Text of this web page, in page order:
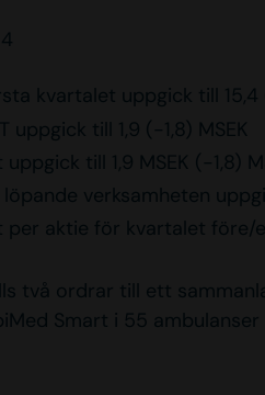
kvartalet uppgick till 15,4
uppgick till 1,9 (-1,8) MSEK
till 1,9 MSEK (-1,8)
verksamheten
aktie för kvartalet före/
två ordrar till ett
Smart i 55